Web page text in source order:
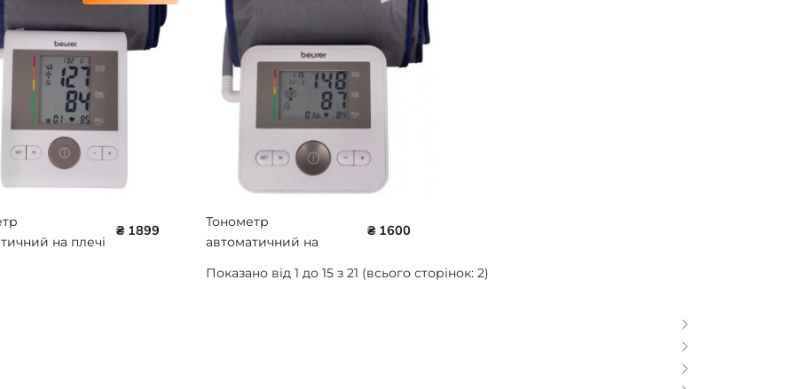
на плечі
BM-28 з
₴ 1899
Тонометр
автоматичний на
27
₴ 1600
Показано від 1 до 15 з 21 (всього сторінок: 2)